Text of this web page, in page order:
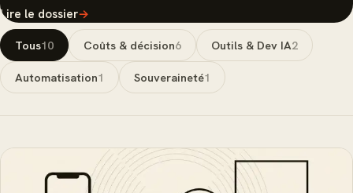
Lire le dossier→
Tous10 Coûts & décision6 Outils & Dev IA2
Automatisation1 Souveraineté1